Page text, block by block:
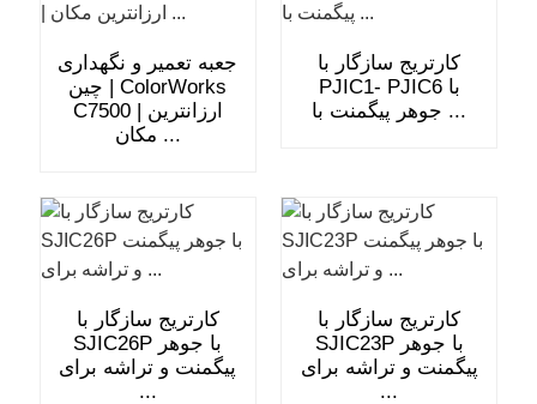
جعبه تعمیر و نگهداری
چین | ColorWorks
C7500 | ارزانترین
مکان ...
کارتریج سازگار با
PJIC1- PJIC6 با
جوهر پیگمنت با ...
کارتریج سازگار با
SJIC26P با جوهر
پیگمنت و تراشه برای
...
کارتریج سازگار با
SJIC23P با جوهر
پیگمنت و تراشه برای
...